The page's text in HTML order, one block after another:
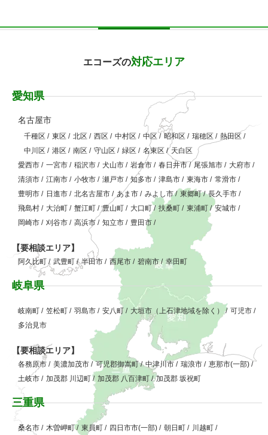
エコーズの対応エリア
愛知県
名古屋市
千種区 / 東区 / 北区 / 西区 / 中村区 / 中区 / 昭和区 / 瑞穂区 / 熱田区 /
中川区 / 港区 / 南区 / 守山区 / 緑区 / 名東区 / 天白区
愛西市 / 一宮市 / 稲沢市 / 犬山市 / 岩倉市 / 春日井市 / 尾張旭市 / 大府市 /
清須市 / 江南市 / 小牧市 / 瀬戸市 / 知多市 / 津島市 / 東海市 / 常滑市 /
豊明市 / 日進市 / 北名古屋市 / あま市 / みよし市/ 東郷町/ 長久手市 /
飛島村 / 大治町 / 蟹江町 / 豊山町 / 大口町/ 扶桑町 / 東浦町 / 安城市 /
岡崎市 / 刈谷市 / 高浜市 / 知立市 / 豊田市 /
【要相談エリア】
阿久比町 / 武豊町/ 半田市 / 西尾市 / 碧南市/ 幸田町
岐阜県
岐南町 / 笠松町 / 羽島市 / 安八町 / 大垣市（上石津地域を除く） / 可児市 /
多治見市
【要相談エリア】
各務原市 / 美濃加茂市 / 可児郡御嵩町/ 中津川市 / 瑞浪市 / 恵那市(一部) /
土岐市 / 加茂郡 川辺町/ 加茂郡 八百津町 / 加茂郡 坂祝町
三重県
桑名市 / 木曽岬町/ 東員町 / 四日市市(一部) / 朝日町 / 川越町 /